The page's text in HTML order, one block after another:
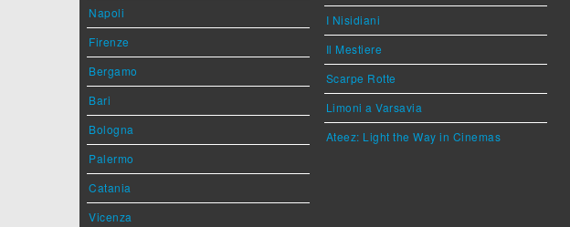
Napoli
Firenze
Bergamo
Bari
Bologna
Palermo
Catania
Vicenza
I Nisidiani
Il Mestiere
Scarpe Rotte
Limoni a Varsavia
Ateez: Light the Way in Cinemas